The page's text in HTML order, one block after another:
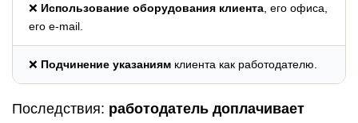
❌ Использование оборудования клиента , его офиса,
его e-mail.
❌ Подчинение указаниям клиента как работодателю.
Последствия: работодатель доплачивает